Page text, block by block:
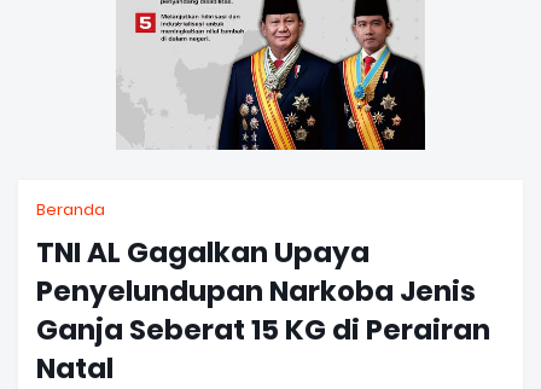
Beranda
TNI AL Gagalkan Upaya
Penyelundupan Narkoba Jenis
Ganja Seberat 15 KG di Perairan
Natal